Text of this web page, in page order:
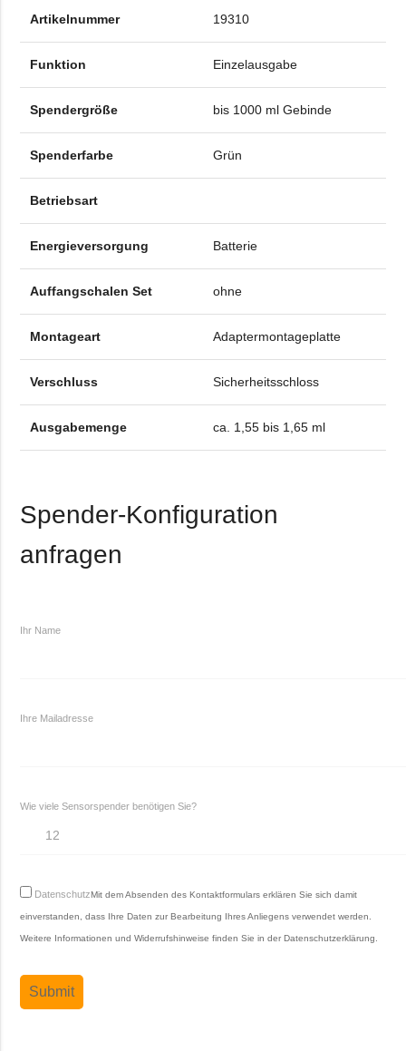
Artikelnummer 19310
Funktion Einzelausgabe
Spendergröße bis 1000 ml Gebinde
Spenderfarbe Grün
Betriebsart
Energieversorgung Batterie
Auffangschalen Set ohne
Montageart Adaptermontageplatte
Verschluss Sicherheitsschloss
Ausgabemenge ca. 1,55 bis 1,65 ml
Spender-Konfiguration
anfragen
Ihr Name
Ihre Mailadresse
Wie viele Sensorspender benötigen Sie?
DatenschutzMit dem Absenden des Kontaktformulars erklären Sie sich damit
einverstanden, dass Ihre Daten zur Bearbeitung Ihres Anliegens verwendet werden.
Weitere Informationen und Widerrufshinweise finden Sie in derDatenschutzerklärung